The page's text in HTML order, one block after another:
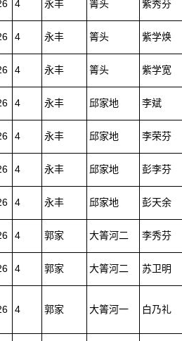
4 永丰 箐头 紫秀芬
4 永丰 箐头 紫学焕
4 永丰 箐头 紫学宽
4 永丰 邱家地 李斌
4 永丰 邱家地 李荣芬
4 永丰 邱家地 彭李芬
4 永丰 邱家地 彭天余
4 郭家 大箐河二 李秀芬
4 郭家 大箐河二 苏卫明
4 郭家 大箐河一 白乃礼